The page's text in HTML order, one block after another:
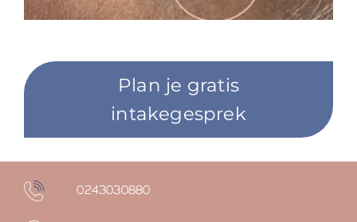
Plan je gratis
intakegesprek
0243030880